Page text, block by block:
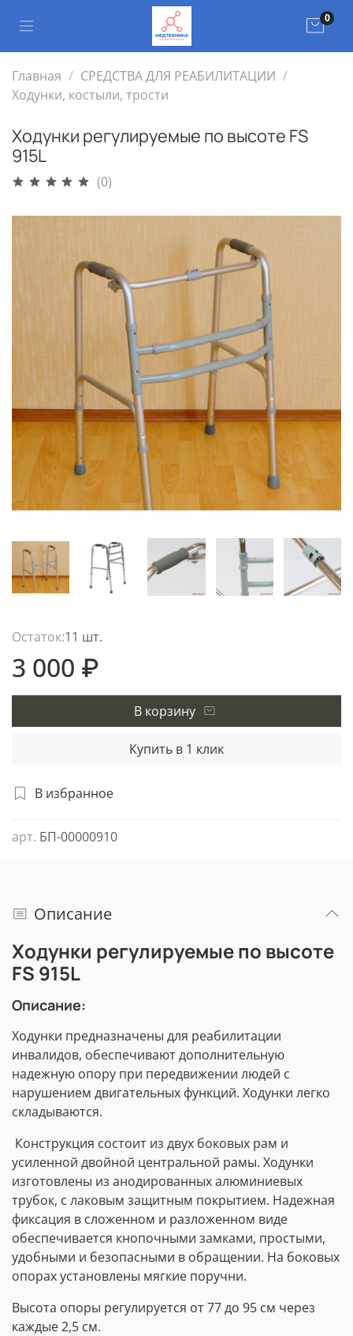
0
Главная
СРЕДСТВА ДЛЯ РЕАБИЛИТАЦИИ
Ходунки, костыли, трости
Ходунки регулируемые по высоте FS
915L
(0)
В избранное
арт. БП-00000910
Остаток:11 шт.
3 000 ₽
В корзину
Купить в 1 клик
Описание
Ходунки регулируемые по высоте
FS 915L
Описание:
Ходунки предназначены для реабилитации
инвалидов, обеспечивают дополнительную
надежную опору при передвижении людей с
нарушением двигательных функций. Ходунки легко
складываются.
Конструкция состоит из двух боковых рам и
усиленной двойной центральной рамы. Ходунки
изготовлены из анодированных алюминиевых
трубок, с лаковым защитным покрытием. Надежная
фиксация в сложенном и разложенном виде
обеспечивается кнопочными замками, простыми,
удобными и безопасными в обращении. На боковых
опорах установлены мягкие поручни.
Высота опоры регулируется от 77 до 95 см через
каждые 2,5 см.